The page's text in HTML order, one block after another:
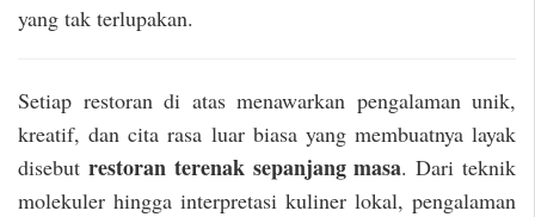
yang tak terlupakan.
Setiap restoran di atas menawarkan pengalaman unik,
kreatif, dan cita rasa luar biasa yang membuatnya layak
disebut restoran terenak sepanjang masa. Dari teknik
molekuler hingga interpretasi kuliner lokal, pengalaman